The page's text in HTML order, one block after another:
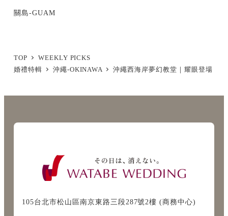
關島-GUAM
TOP
WEEKLY PICKS
婚禮特輯
沖繩-OKINAWA 沖繩西海岸夢幻教堂｜耀眼登場
105台北市松山區南京東路三段287號2樓 (商務中心)